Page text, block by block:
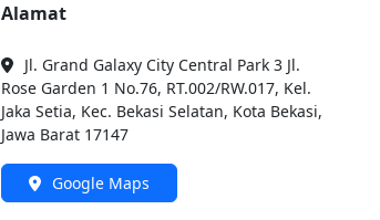
Alamat
Jl. Grand Galaxy City Central Park 3 Jl.
Rose Garden 1 No.76, RT.002/RW.017, Kel.
Jaka Setia, Kec. Bekasi Selatan, Kota Bekasi,
Jawa Barat 17147
Google Maps